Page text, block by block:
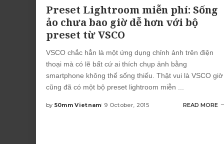
Preset Lightroom miễn phí: Sống
ảo chưa bao giờ dễ hơn với bộ
preset từ VSCO
VSCO chắc hẳn là một ứng dụng chỉnh ảnh trên điện
thoại mà có lẽ bất cứ ai thích chụp ảnh bằng
smartphone không thể sống thiếu. Thật vui là VSCO giờ
cũng đã có một bộ preset lightroom miễn
Posted
by 50mm Vietnam 9 October, 2015 READ MORE